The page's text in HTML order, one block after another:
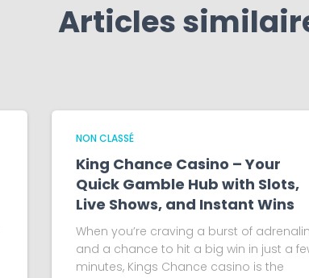
Articles
NON CLASSÉ
King Chance Casino – Your
Quick Gamble Hub with Slots,
Live Shows, and Instant Wins
When you’re craving a burst of
and a chance to hit a big win in just a
minutes, Kings Chance casino is the